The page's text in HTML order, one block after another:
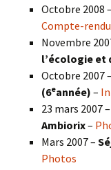
Octobre 2008 –
Compte-rendu
Novembre
l’écologie et
Octobre 2007 –
(6eannée) –
23 mars 2007 –
Ambiorix–
Mars 2007 –
Photos